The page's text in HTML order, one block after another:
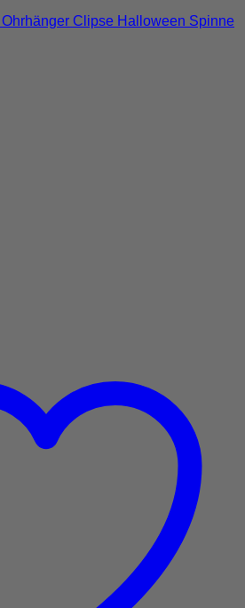
Clipse Halloween Spinne